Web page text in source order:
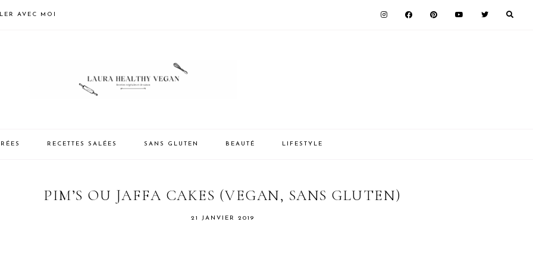
AVEC MOI
RECETTES SALÉES SANS GLUTEN BEAUTÉ LIFESTYLE
PIM’S OU JAFFA CAKES (VEGAN, SANS GLUTEN)
21 JANVIER 2019